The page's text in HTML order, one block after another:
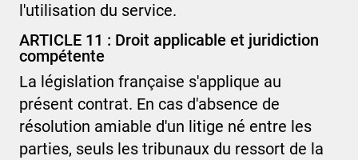
l'utilisation du service.
ARTICLE 11 : Droit applicable et juridiction
compétente
La législation française s'applique au
présent contrat. En cas d'absence de
résolution amiable d'un litige né entre les
parties, seuls les tribunaux du ressort de la